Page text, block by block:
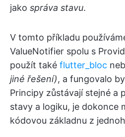
jako správa stavu.
V tomto příkladu
ValueNotifier spolu s
použít také flutter_bloc
jiné řešení), a fungovalo
Principy zůstávají stejné a
stavy a logiku, je dokonce
kódovou základnu z